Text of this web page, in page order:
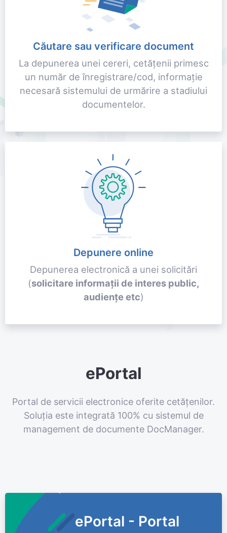
Căutare sau verificare document
La depunerea unei cereri, cetățenii primesc
un număr de înregistrare/cod, informaţie
necesară sistemului de urmărire a stadiului
documentelor.
Depunere online
Depunerea electronică a unei solicitări
(solicitare informații de interes public,
audiențe etc)
ePortal
Portal de servicii electronice oferite cetățenilor.
Soluția este integrată 100% cu sistemul de
management de documente DocManager.
ePortal - Portal